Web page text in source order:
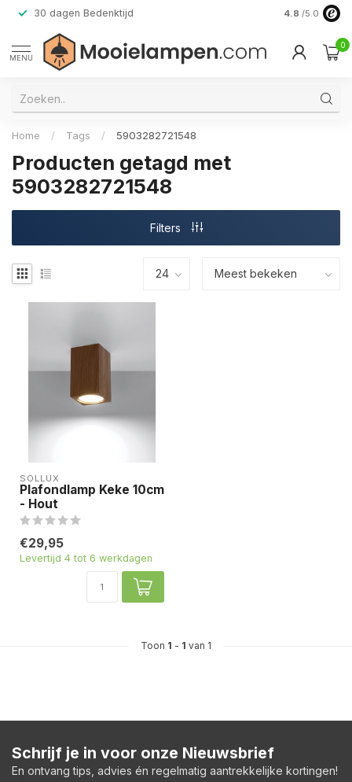
30 dagen Bedenktijd Verzending
4.8 /5.0
MENU
0
Home / Tags / 5903282721548
Producten getagd met
5903282721548
Filters
SOLLUX
Plafondlamp Keke 10cm
- Hout
€29,95
Levertijd 4 tot 6 werkdagen
Toon 1 - 1 van 1
Schrijf je in voor onze Nieuwsbrief
En ontvang tips, advies én regelmatig aantrekkelijke kortingen!